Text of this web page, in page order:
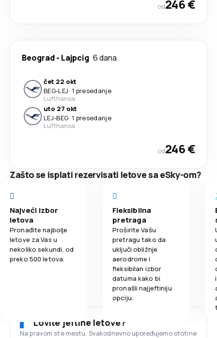
od246 €
Beograd- Lajpcig 6 dana
čet 22 okt
BEG-LEJ· 1 presedanje
Lufthansa
uto 27 okt
LEJ-BEG· 1 presedanje
Lufthansa
od246 €
Zašto se isplati rezervisati letove sa eSky-om?
Najveći izbor
letova
Pronađite najbolje
letove za Vas u
nekoliko sekundi, od
preko 500 letova.
Fleksibilna
pretraga
Proširite Vašu
pretragu tako da
uključi obližnje
aerodrome i
fleksibilan izbor
datuma kako bi
pronašli najjeftiniju
opciju.
Lovite jeftine letove?
Na pravom ste mestu. Svakodnevno upoređujemo stotine